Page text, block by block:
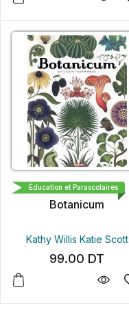
CASTERMAN
Botanicum
Kathy Willis Katie Scott
99.00 DT
Éducation et Parascolaires